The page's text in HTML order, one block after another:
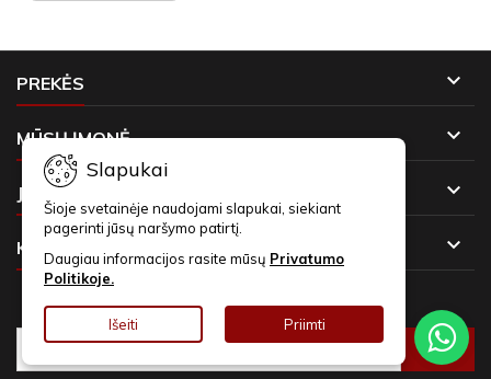
PREKĖS 
MŪSŲ ĮMONĖ 
JŪSŲ PASKYRA 
KONTAKTAI 
Slapukai
Šioje svetainėje naudojami slapukai, siekiant
pagerinti jūsų naršymo patirtį.
Daugiau informacijos rasite mūsų Privatumo
Politikoje.
Išeiti Priimti
NAUJIENLAIŠKIAI